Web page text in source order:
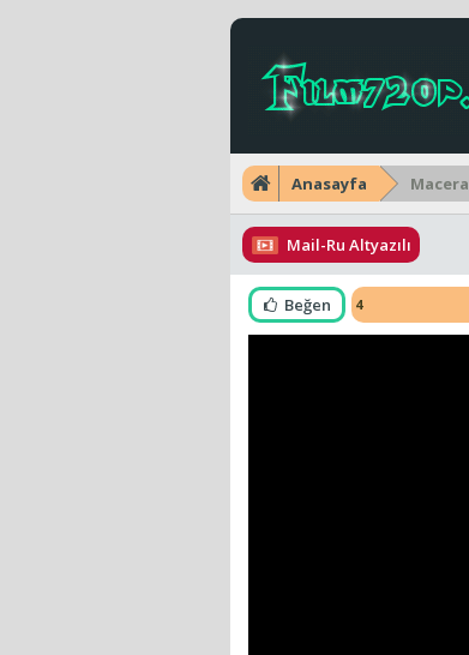
Anasayfa Macera
Mail-Ru Altyazılı
Beğen 4